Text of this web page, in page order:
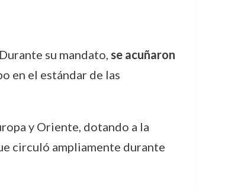
su mandato, se acuñaron
en el estándar de las
y Oriente, dotando a la
circuló ampliamente durante